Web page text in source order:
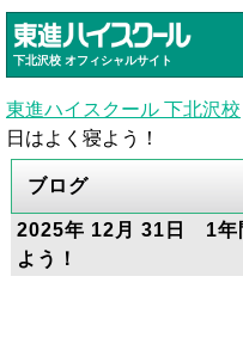
下北沢校 オフィシャルサイト
東進ハイスクール 下北沢校
日はよく寝よう！
ブログ
2025年 12月 31日 1年
よう！